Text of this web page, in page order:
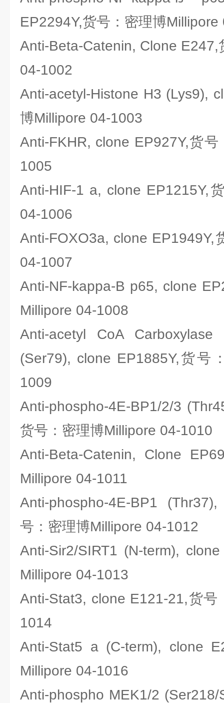
EP2294Y,货号：密理博Millipore
Anti-Beta-Catenin, Clone E247,
04-1002
Anti-acetyl-Histone H3 (Lys9),
博Millipore 04-1003
Anti-FKHR, clone EP927Y,货
1005
Anti-HIF-1 a, clone EP1215Y,
04-1006
Anti-FOXO3a, clone EP1949Y,
04-1007
Anti-NF-kappa-B p65, clone
Millipore 04-1008
Anti-acetyl CoA
(Ser79), clone EP1885Y,货号
1009
Anti-phospho-4E-BP1/2/3
货号：密理博Millipore 04-1010
Anti-Beta-Catenin, Clone
Millipore 04-1011
Anti-phospho-4E-BP1
号：密理博Millipore 04-1012
Anti-Sir2/SIRT1 (N-term),
Millipore 04-1013
Anti-Stat3, clone E121-21,货
1014
Anti-Stat5 a (C-term), clone
Millipore 04-1016
Anti-phospho MEK1/2